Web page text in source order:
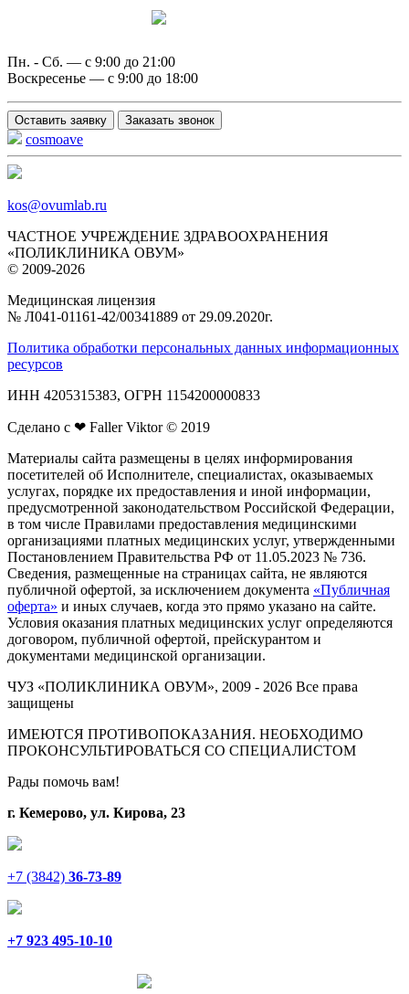
Пн. - Сб. — с 9:00 до 21:00
Воскресенье — с 9:00 до 18:00
Оставить заявку Заказать звонок
cosmoave
kos@ovumlab.ru
ЧАСТНОЕ УЧРЕЖДЕНИЕ ЗДРАВООХРАНЕНИЯ
«ПОЛИКЛИНИКА ОВУМ»
© 2009-2026
Медицинская лицензия
№ Л041‑01161‑42/00341889 от 29.09.2020г.
Политика обработки персональных данных информационных
ресурсов
ИНН 4205315383, ОГРН 1154200000833
Сделано с ❤ Faller Viktor © 2019
Материалы сайта размещены в целях информирования
посетителей об Исполнителе, специалистах, оказываемых
услугах, порядке их предоставления и иной информации,
предусмотренной законодательством Российской Федерации,
в том числе Правилами предоставления медицинскими
организациями платных медицинских услуг, утвержденными
Постановлением Правительства РФ от 11.05.2023 № 736.
Сведения, размещенные на страницах сайта, не являются
публичной офертой, за исключением документа «Публичная
оферта» и иных случаев, когда это прямо указано на сайте.
Условия оказания платных медицинских услуг определяются
договором, публичной офертой, прейскурантом и
документами медицинской организации.
ЧУЗ «ПОЛИКЛИНИКА ОВУМ», 2009 - 2026 Все права
защищены
ИМЕЮТСЯ ПРОТИВОПОКАЗАНИЯ. НЕОБХОДИМО
ПРОКОНСУЛЬТИРОВАТЬСЯ СО СПЕЦИАЛИСТОМ
Рады помочь вам!
г. Кемерово, ул. Кирова, 23
+7 (3842) 36-73-89
+7 923 495-10-10